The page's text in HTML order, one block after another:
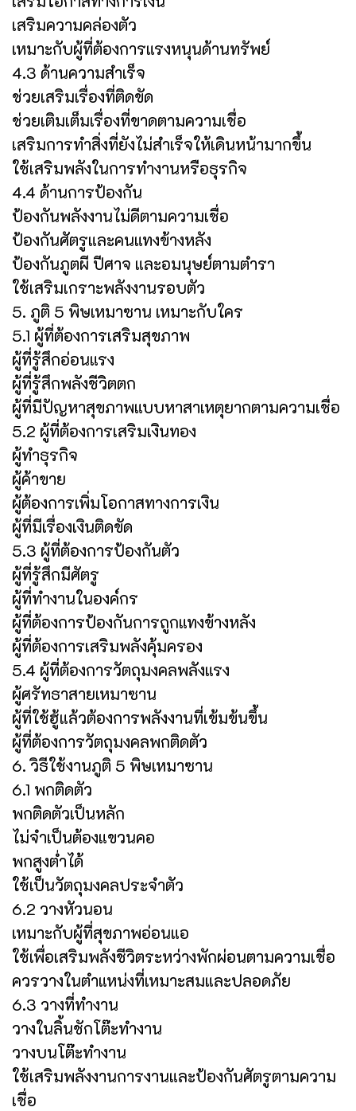
เสริมความคล่องตัว
เหมาะกับผู้ที่ต้องการแรงหนุนด้านทรัพย์
4.3 ด้านความสำเร็จ
ช่วยเสริมเรื่องที่ติดขัด
ช่วยเติมเต็มเรื่องที่ขาดตามความเชื่อ
เสริมการทำสิ่งที่ยังไม่สำเร็จให้เดินหน้ามากขึ้น
ใช้เสริมพลังในการทำงานหรือธุรกิจ
4.4 ด้านการป้องกัน
ป้องกันพลังงานไม่ดีตามความเชื่อ
ป้องกันศัตรูและคนแทงข้างหลัง
ป้องกันภูตผี ปีศาจ และอมนุษย์ตามตำรา
ใช้เสริมเกราะพลังงานรอบตัว
5. ภูติ 5 พิษเหมาซาน เหมาะกับใคร
5.1 ผู้ที่ต้องการเสริมสุขภาพ
ผู้ที่รู้สึกอ่อนแรง
ผู้ที่รู้สึกพลังชีวิตตก
ผู้ที่มีปัญหาสุขภาพแบบหาสาเหตุยากตามความเชื่อ
5.2 ผู้ที่ต้องการเสริมเงินทอง
ผู้ทำธุรกิจ
ผู้ค้าขาย
ผู้ต้องการเพิ่มโอกาสทางการเงิน
ผู้ที่มีเรื่องเงินติดขัด
5.3 ผู้ที่ต้องการป้องกันตัว
ผู้ที่รู้สึกมีศัตรู
ผู้ที่ทำงานในองค์กร
ผู้ที่ต้องการป้องกันการถูกแทงข้างหลัง
ผู้ที่ต้องการเสริมพลังคุ้มครอง
5.4 ผู้ที่ต้องการวัตถุมงคลพลังแรง
ผู้ศรัทธาสายเหมาซาน
ผู้ที่ใช้ฮู้แล้วต้องการพลังงานที่เข้มข้นขึ้น
ผู้ที่ต้องการวัตถุมงคลพกติดตัว
6. วิธีใช้งานภูติ 5 พิษเหมาซาน
6.1 พกติดตัว
พกติดตัวเป็นหลัก
ไม่จำเป็นต้องแขวนคอ
พกสูงต่ำได้
ใช้เป็นวัตถุมงคลประจำตัว
6.2 วางหัวนอน
เหมาะกับผู้ที่สุขภาพอ่อนแอ
ใช้เพื่อเสริมพลังชีวิตระหว่างพักผ่อนตามความเชื่อ
ควรวางในตำแหน่งที่เหมาะสมและปลอดภัย
6.3 วางที่ทำงาน
วางในลิ้นชักโต๊ะทำงาน
วางบนโต๊ะทำงาน
ใช้เสริมพลังงานการงานและป้องกันศัตรูตามความ
เชื่อ